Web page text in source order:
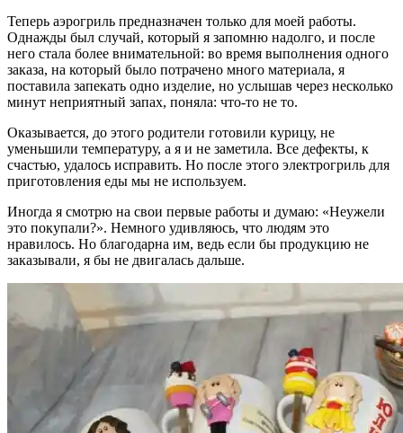
Теперь аэрогриль предназначен только для моей работы.
Однажды был случай, который я запомню надолго, и после
него стала более внимательной: во время выполнения одного
заказа, на который было потрачено много материала, я
поставила запекать одно изделие, но услышав через несколько
минут неприятный запах, поняла: что-то не то.
Оказывается, до этого родители готовили курицу, не
уменьшили температуру, а я и не заметила. Все дефекты, к
счастью, удалось исправить. Но после этого электрогриль для
приготовления еды мы не используем.
Иногда я смотрю на свои первые работы и думаю: «Неужели
это покупали?». Немного удивляюсь, что людям это
нравилось. Но благодарна им, ведь если бы продукцию не
заказывали, я бы не двигалась дальше.